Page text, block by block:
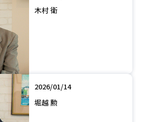
木村 衛
2026/01/14
堀越 勲